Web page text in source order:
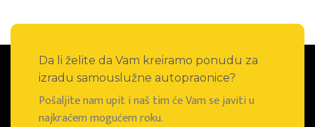
Da li želite da Vam kreiramo ponudu za
izradu samouslužne autopraonice?
Pošaljite nam upit i naš tim će Vam se javiti u
najkraćem mogućem roku.